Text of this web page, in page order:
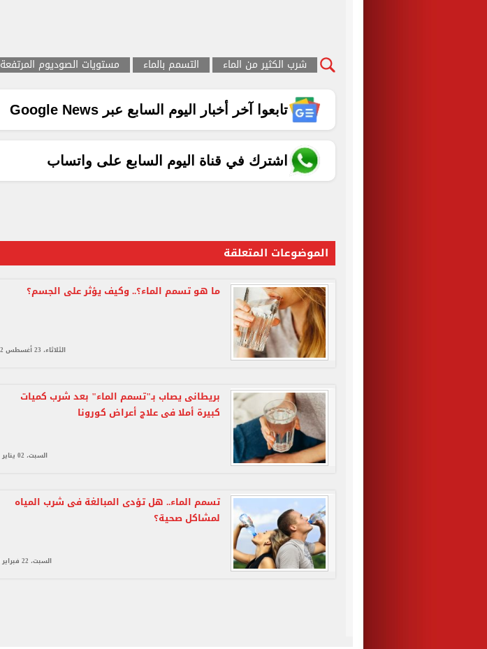
شرب الكثير من الماء التسمم بالماء مستويات الصوديوم المرتفعة
تابعوا آخر أخبار اليوم السابع عبر Google News
اشترك في قناة اليوم السابع على واتساب
الموضوعات المتعلقة
ما هو تسمم الماء؟.. وكيف يؤثر على الجسم؟
الثلاثاء، 23 أغسطس 2022 05:00 ص
بريطانى يصاب بـ"تسمم الماء" بعد شرب كميات
كبيرة أملا فى علاج أعراض كورونا
السبت، 02 يناير 2021 01:00 م
تسمم الماء.. هل تؤدى المبالغة فى شرب المياه
لمشاكل صحية؟
السبت، 22 فبراير 2020 10:00 م